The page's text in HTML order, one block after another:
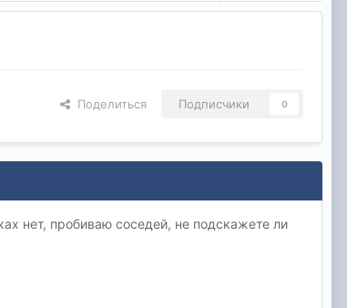
Поделиться Подписчики 0
нет, пробиваю соседей, не подскажете ли